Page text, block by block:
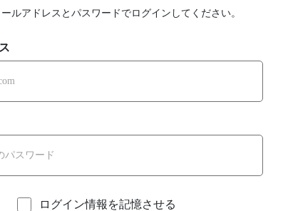
ルアドレスとパスワードでログインしてください。
ログイン情報を記憶させる